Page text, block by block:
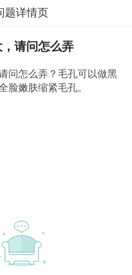
题详情页
请问怎么弄
问怎么弄？毛孔可以做黑
脸嫩肤缩紧毛孔。